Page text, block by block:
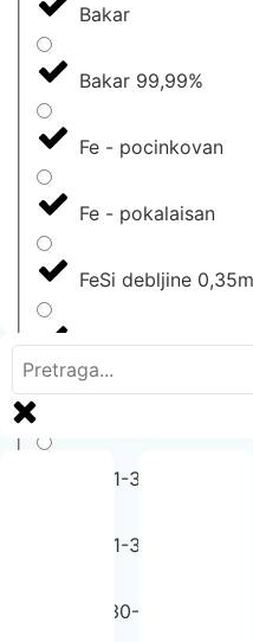
Bakar
Bakar 99,99%
Fe - pocinkovan
Fe - pokalaisan
FeSi debljine
FeSi debljine
M111-35A
M111-35N
M530-50A